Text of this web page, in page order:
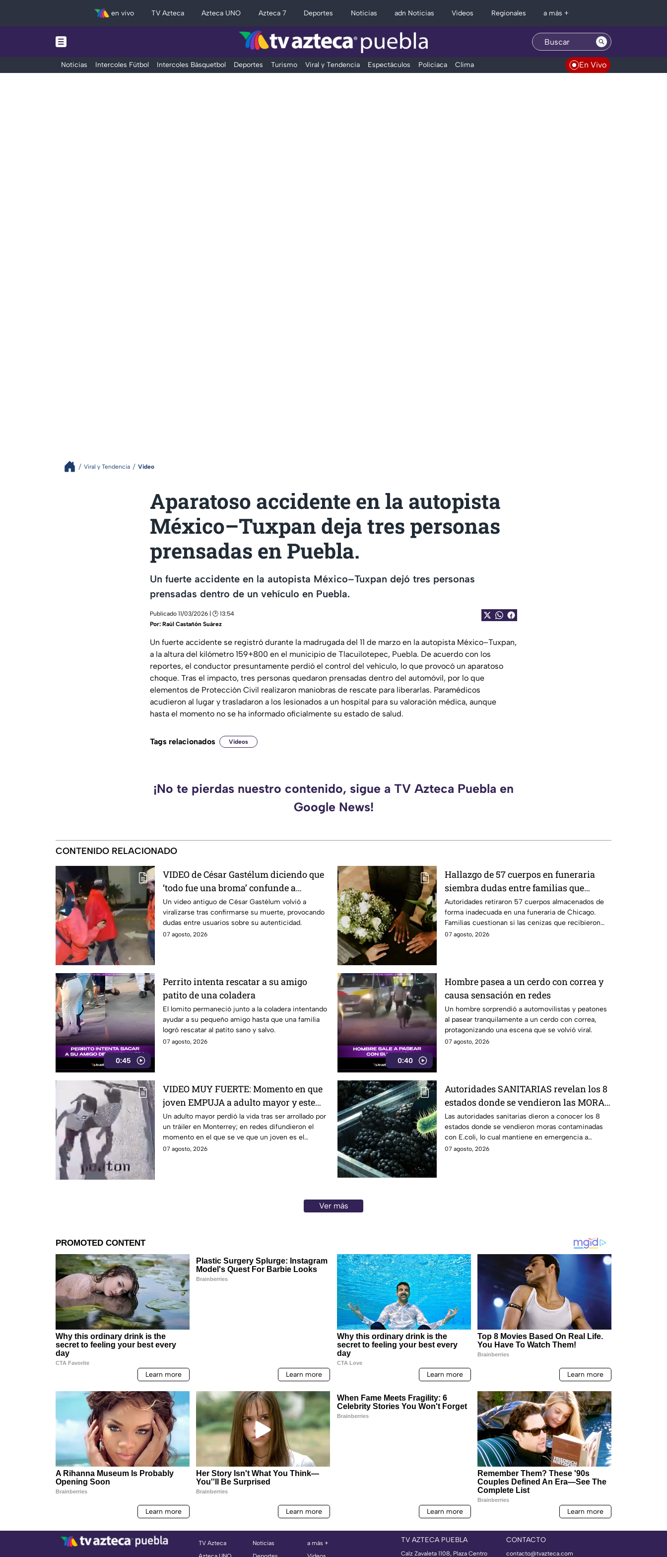
en vivo TV Azteca Azteca UNO Azteca 7 Deportes Noticias adn Noticias Videos Regionales a más +
Noticias Intercoles Fútbol Intercoles Básquetbol Deportes Turismo Viral y Tendencia Espectáculos Policiaca Clima En Vivo
Viral y Tendencia Video
Aparatoso accidente en la autopista
México–Tuxpan deja tres personas
prensadas en Puebla.
Un fuerte accidente en la autopista México–Tuxpan dejó tres personas
prensadas dentro de un vehículo en Puebla.
Publicado 11/03/2026 | 🕑 13:54
Por: Raúl Castañón Suárez
Un fuerte accidente se registró durante la madrugada del 11 de marzo en la autopista México–Tuxpan,
a la altura del kilómetro 159+800 en el municipio de Tlacuilotepec, Puebla. De acuerdo con los
reportes, el conductor presuntamente perdió el control del vehículo, lo que provocó un aparatoso
choque. Tras el impacto, tres personas quedaron prensadas dentro del automóvil, por lo que
elementos de Protección Civil realizaron maniobras de rescate para liberarlas. Paramédicos
acudieron al lugar y trasladaron a los lesionados a un hospital para su valoración médica, aunque
hasta el momento no se ha informado oficialmente su estado de salud.
Tags relacionados Videos
¡No te pierdas nuestro contenido, sigue a TV Azteca Puebla en
Google News!
CONTENIDO RELACIONADO
VIDEO de César Gastélum diciendo que
‘todo fue una broma’ confunde a
usuarios tras su muerte
Un video antiguo de César Gastélum volvió a
viralizarse tras confirmarse su muerte, provocando
dudas entre usuarios sobre su autenticidad.
07 agosto, 2026
Hallazgo de 57 cuerpos en funeraria
siembra dudas entre familias que
recibieron cenizas de sus seres
queridos
Autoridades retiraron 57 cuerpos almacenados de
forma inadecuada en una funeraria de Chicago.
Familias cuestionan si las cenizas que recibieron
son auténticas.
07 agosto, 2026
0:45
Perrito intenta rescatar a su amigo
patito de una coladera
El lomito permaneció junto a la coladera intentando
ayudar a su pequeño amigo hasta que una familia
logró rescatar al patito sano y salvo.
07 agosto, 2026
0:40
Hombre pasea a un cerdo con correa y
causa sensación en redes
Un hombre sorprendió a automovilistas y peatones
al pasear tranquilamente a un cerdo con correa,
protagonizando una escena que se volvió viral.
07 agosto, 2026
VIDEO MUY FUERTE: Momento en que
joven EMPUJA a adulto mayor y este
muere atropellado
Un adulto mayor perdió la vida tras ser arrollado por
un tráiler en Monterrey; en redes difundieron el
momento en el que se ve que un joven es el
causante.
07 agosto, 2026
Autoridades SANITARIAS revelan los 8
estados donde se vendieron las MORAS
contaminadas con E.coli
Las autoridades sanitarias dieron a conocer los 8
estados donde se vendieron moras contaminadas
con E.coli, lo cual mantiene en emergencia a
Estados Unidos.
07 agosto, 2026
Ver más
TV Azteca
Noticias
a más +
TV AZTECA PUEBLA
Calz Zavaleta 1108, Plaza Centro
CONTACTO
contacto@tvazteca.com